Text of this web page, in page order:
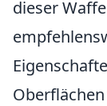
dieser